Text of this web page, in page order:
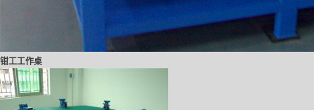
钳工工作桌